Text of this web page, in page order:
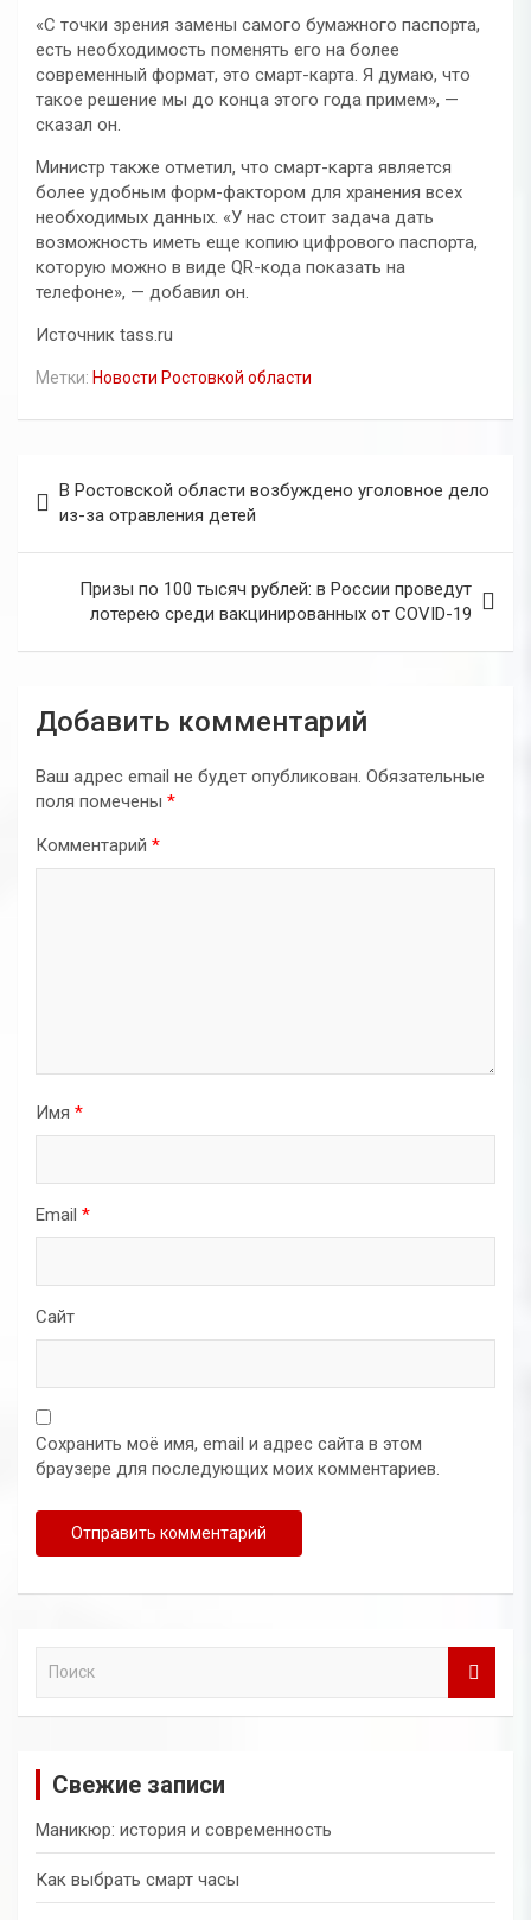
«С точки зрения замены самого бумажного паспорта,
есть необходимость поменять его на более
современный формат, это смарт-карта. Я думаю, что
такое решение мы до конца этого года примем», —
сказал он.
Министр также отметил, что смарт-карта является
более удобным форм-фактором для хранения всех
необходимых данных. «У нас стоит задача дать
возможность иметь еще копию цифрового паспорта,
которую можно в виде QR-кода показать на
телефоне», — добавил он.
Источник tass.ru
Метки: Новости Ростовкой области
по
записям
В Ростовской области возбуждено уголовное дело
из-за отравления детей
Призы по 100 тысяч рублей: в России проведут
лотерею среди вакцинированных от COVID-19
Добавить комментарий
Ваш адрес email не будет опубликован. Обязательные
поля помечены *
Комментарий *
Имя *
Email *
Сайт
Сохранить моё имя, email и адрес сайта в этом
браузере для последующих моих комментариев.
Свежие записи
Маникюр: история и современность
Как выбрать смарт часы